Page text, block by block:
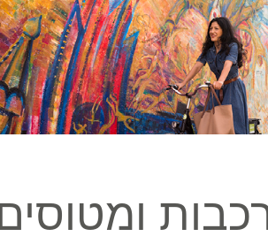
ומטוסים